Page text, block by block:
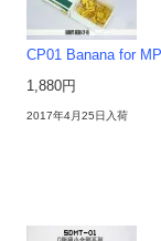
CP01 Banana for
1,880円
2017年4月25日入荷